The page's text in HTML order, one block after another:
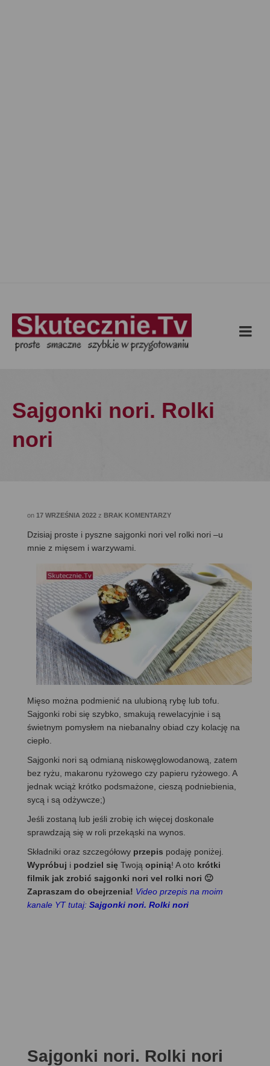
Sajgonki nori. Rolki
nori
on 17 WRZEŚNIA 2022 z BRAK KOMENTARZY
Dzisiaj proste i pyszne sajgonki nori vel rolki nori –u
mnie z mięsem i warzywami.
Mięso można podmienić na ulubioną rybę lub tofu.
Sajgonki robi się szybko, smakują rewelacyjnie i są
świetnym pomysłem na niebanalny obiad czy kolację na
ciepło.
Sajgonki nori są odmianą niskowęglowodanową, zatem
bez ryżu, makaronu ryżowego czy papieru ryżowego. A
jednak wciąż krótko podsmażone, cieszą podniebienia,
sycą i są odżywcze;)
Jeśli zostaną lub jeśli zrobię ich więcej doskonale
sprawdzają się w roli przekąski na wynos.
Składniki oraz szczegółowy przepis podaję poniżej.
Wypróbuj i podziel się Twoją opinią! A oto krótki
filmik jak zrobić sajgonki nori vel rolki nori 🙂
Zapraszam do obejrzenia! Video przepis na moim
kanale YT tutaj: Sajgonki nori. Rolki nori
Sajgonki nori. Rolki nori